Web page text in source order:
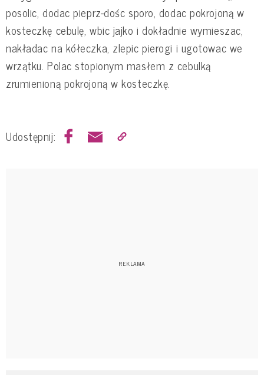
posolic, dodac pieprz-dośc sporo, dodac pokrojoną w
kosteczkę cebulę, wbic jajko i dokładnie wymieszac,
nakładac na kółeczka, zlepic pierogi i ugotowac we
wrzątku. Polac stopionym masłem z cebulką
zrumienioną pokrojoną w kosteczkę.
Udostępnij: